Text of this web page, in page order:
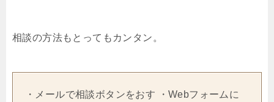
相談の方法もとってもカンタン。
・メールで相談ボタンをおす ・Webフォームに